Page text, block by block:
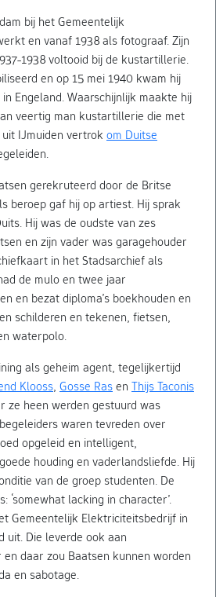
bij het Gemeentelijk
en vanaf 1938 als fotograaf. Zijn
1938 voltooid bij de kustartillerie.
en op 15 mei 1940 kwam hij
Engeland. Waarschijnlijk maakte hij
veertig man kustartillerie die met
IJmuiden vertrok om Duitse
gerekruteerd door de Britse
beroep gaf hij op artiest. Hij sprak
Hij was de oudste van zes
en zijn vader was garagehouder
in het Stadsarchief als
de mulo en twee jaar
en bezat diploma’s boekhouden en
schilderen en tekenen, fietsen,
waterpolo.
als geheim agent, tegelijkertijd
Klooss, Gosse Rasen Thijs Taconis
ze heen werden gestuurd was
waren tevreden over
opgeleid en intelligent,
houding en vaderlandsliefde. Hij
van de groep studenten. De
‘somewhat lacking in character’.
Gemeentelijk Elektriciteitsbedrijf in
uit. Die leverde ook aan
daar zou Baatsen kunnen worden
en sabotage.